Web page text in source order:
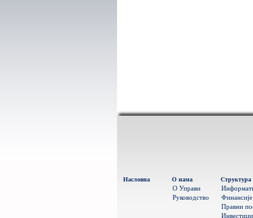
Насловна О нама
О Управи
Руководство
Структура
Финансије
Правни